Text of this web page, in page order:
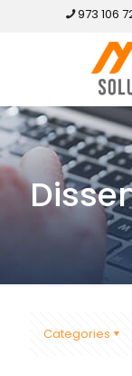
973 106
Categories